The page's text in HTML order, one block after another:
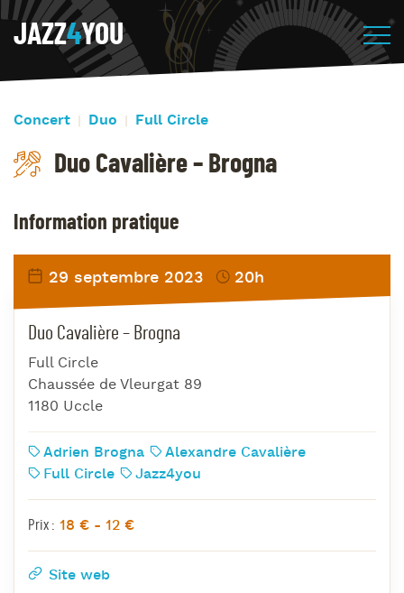
JAZZ4YOU
Concert Duo Full Circle
Duo Cavalière – Brogna
Information pratique
29 septembre 2023 20h
Duo Cavalière – Brogna
Full Circle
Chaussée de Vleurgat 89
1180 Uccle
Adrien Brogna
Alexandre Cavalière
Full Circle
Jazz4you
Prix : 18 € - 12 €
Site web